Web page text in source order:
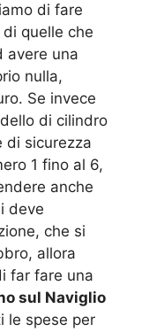
di fare
quelle che
avere una
nulla,
Se invece
di cilindro
di sicurezza
1 fino al 6,
anche
deve
che si
allora
far fare una
sul Naviglio
le spese per